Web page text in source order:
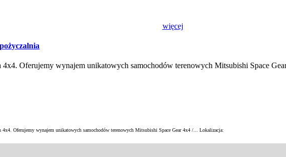
więcej
Oferujemy wynajem unikatowych samochodów terenowych Mitsubishi Space
4x4. Oferujemy wynajem unikatowych samochodów terenowych Mitsubishi Space Gear 4x4 /... Lokalizacja: